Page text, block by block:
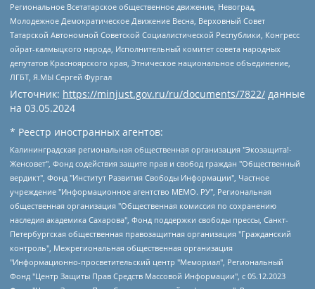
Региональное Всетатарское общественное движение, Невоград,
Молодежное Демократическое Движение Весна, Верховный Совет
Татарской Автономной Советской Социалистической Республики, Конгресс
ойрат-калмыцкого народа, Исполнительный комитет совета народных
депутатов Красноярского края, Этническое национальное объединение,
ЛГБТ, Я.МЫ Сергей Фургал
Источник: https://minjust.gov.ru/ru/documents/7822/ данные
на 03.05.2024
* Реестр иностранных агентов:
Калининградская региональная общественная организация "Экозащита!-Женсовет", Фонд содействия защите прав и свобод граждан "Общественный вердикт", Фонд "Институт Развития Свободы Информации", Частное учреждение "Информационное агентство МЕМО. РУ", Региональная общественная организация "Общественная комиссия по сохранению наследия академика Сахарова", Фонд поддержки свободы прессы, Санкт-Петербургская общественная правозащитная организация "Гражданский контроль", Межрегиональная общественная организация "Информационно-просветительский центр "Мемориал", Региональный Фонд "Центр Защиты Прав Средств Массовой Информации", с 05.12.2023 Фонд "Центр Защиты Прав Средств массовой информации", Региональная общественная благотворительная организация помощи беженцам и мигрантам "Гражданское содействие", Негосударственное образовательное учреждение дополнительного профессионального образования (повышение квалификации) специалистов "АКАДЕМИЯ ПО ПРАВАМ ЧЕЛОВЕКА", Свердловская региональная общественная организация "Сутяжник", Автономная некоммерческая организация "Центр независимых социологических исследований", Союз общественных объединений "Российский исследовательский центр по правам человека", Региональное общественное учреждение научно-информационный центр "МЕМОРИАЛ", Некоммерческая организация "Фонд защиты гласности", Автономная некоммерческая организация "Институт прав человека", Городская общественная организация "Екатеринбургское общество "МЕМОРИАЛ", Городская общественная организация "Рязанское историко-просветительское и правозащитное общество "Мемориал" (Рязанский Мемориал), Челябинский региональный орган общественной самодеятельности – женское общественное объединение "Женщины Евразии", Челябинский региональный орган общественной самодеятельности "Уральская правозащитная группа", Фонд содействия защите здоровья и социальной справедливости имени Андрея Рылькова, Автономная Некоммерческая Организация "Аналитический Центр Юрия Левады", Автономная некоммерческая организация социальной поддержки населения "Проект Апрель", Региональная общественная организация помощи женщинам и детям, находящимся в кризисной ситуации "Информационно-методический центр "Анна", Фонд содействия развитию массовых коммуникаций и правовому просвещению "Так-так-Так", Фонд содействия устойчивому развитию "Серебряная тайга", Свердловский региональный общественный фонд социальных проектов "Новое время", "Idel.Реалии", Кавказ.Реалии, Крым.Реалии, Телеканал Настоящее Время, Татаро-башкирская служба Радио Свобода (Azatliq Radiosi), Радио Свободная Европа/Радио Свобода (PCE/PC), "Сибирь.Реалии", "Фактограф", Благотворительный фонд помощи осужденным и их семьям, Автономная некоммерческая организация "Институт глобализации и социальных движений", Фонд "В защиту прав заключенных", Частное учреждение "Центр поддержки и содействия развитию средств массовой информации", Пензенский региональный общественный благотворительный фонд "Гражданский союз", "Север.Реалии", Некоммерческая организация Фонд "Правовая инициатива", Общество с ограниченной ответственностью "Радио Свободная Европа/Радио Свобода", Чешское информационное агентство "MEDIUM-ORIENT", Красноярская региональная общественная организация "Мы против СПИДа", Камалягин Денис Николаевич, Маркелов Сергей Евгеньевич, Пономарев Лев Александрович, Савицкая Людмила Алексеевна, Автономная некоммерческая организация "Центр по работе с проблемой насилия "НАСИЛИЮ.НЕТ", Межрегиональный профессиональный союз работников здравоохранения "Альянс врачей", Юридическое лицо, зарегистрированное в Латвийской Республике, SIA "Medusa Project" (регистрационный номер 40103797863, дата регистрации 10.06.2014), Некоммерческая организация "Фонд по борьбе с коррупцией", Автономная некоммерческая организация "Институт права и публичной политики", Баданин Роман Сергеевич, Гликин Максим Александрович, Железнова Мария Михайловна, Лукьянова Юлия Сергеевна, Маетная Елизавета Витальевна, Маняхин Петр Борисович, Чуракова Ольга Владимировна, Ярош Юлия Петровна, Юридическое лицо "The Insider SIA", зарегистрированное в Риге, Латвийская Республика (дата регистрации 26.06.2015), являющееся администратором доменного имени интернет-издания "The Insider SIA", https://theins.ru, Постернак Алексей Евгеньевич, Рубин Михаил Аркадьевич, Анин Роман Александрович, Юридическое лицо Istories fonds, зарегистрированное в Латвийской Республике (регистрационный номер 50008295751, дата регистрации 24.02.2020), Великовский Дмитрий Александрович, Долинина Ирина Николаевна, Мароховская Алеся Алексеевна, Шлейнов Роман Юрьевич, Шмагун Олеся Валентиновна, Общество с ограниченной ответственностью "Альтаир 2021", Общество с ограниченной ответственностью "Вега 2021", Общество с ограниченной ответственностью "Главный редактор 2021", Общество с ограниченной ответственностью "Ромашки монолит", Важенков Артем Валерьевич, Ивановская областная общественная организация "Центр гендерных исследований", Гурман Юрий Альбертович, Медиапроект "ОВД-Инфо", Егоров Владимир Владимирович, Жилинский Владимир Александрович, Общество с ограниченной ответственностью "ЗП", Иванова София Юрьевна, Карезина Инна Павловна, Кильтау Екатерина Викторовна, Петров Алексей Викторович, Пискунов Сергей Евгеньевич, Смирнов Сергей Сергеевич, Тихонов Михаил Сергеевич, Общество с ограниченной ответственностью "ЖУРНАЛИСТ-ИНОСТРАННЫЙ АГЕНТ", Арапова Галина Юрьевна, Вольтская Татьяна Анатольевна, Американская компания "Mason G.E.S. Anonymous Foundation" (США), являющаяся владельцем интернет-издания https://mnews.world/, Компания "Stichting Bellingcat", зарегистрированная в Нидерландах (дата регистрации 11.07.2018), Захаров Андрей Вячеславович, Клепиковская Екатерина Дмитриевна, Общество с ограниченной ответственностью "МЕМО", Перл Роман Александрович, Симонов Евгений Алексеевич, Соловьева Елена Анатольевна, Сотников Даниил Владимирович, Сурначева Елизавета Дмитриевна, Автономная некоммерческая организация по защите прав человека и информированию населения "Якутия – Наше Мнение", Общество с ограниченной ответственностью "Москоу диджитал медиа", с 26.01.2023 Общество с ограниченной ответственностью "Чайка Белые сады", Ветошкина Валерия Валерьевна, Заговора Максим Александрович, Межрегиональное общественное движение "Российская ЛГБТ - сеть", Оленичев Максим Владимирович, Павлов Иван Юрьевич, Скворцова Елена Сергеевна, Общество с ограниченной ответственностью "Как бы инагент", Кочетков Игорь Викторович, Общество с ограниченной ответственностью "Честные выборы", Еланчик Олег Александрович, Общество с ограниченной ответственностью "Нобелевский призыв", Гималова Регина Эмилевна, Григорьев Андрей Валерьевич, Григорьева Алина Александровна, Ассоциация по содействию защите прав призывников, альтернативнослужащих и военнослужащих "Правозащитная группа "Гражданин.Армия.Право", Хисамова Регина Фаритовна, Автономная некоммерческая организация по реализации социально-правовых программ "Лилит", Дальневосточное общественное движение "Маяк", Санкт-Петербургская ЛГБТ-инициативная группа "Выход", Инициативная группа ЛГБТ+ "Реверс", Алексеев Андрей Викторович, Бекбулатова Таисия Львовна, Беляев Иван Михайлович, Владыкина Елена Сергеевна, Гельман Марат Александрович, Никульшина Вероника Юрьевна, Толоконникова Надежда Андреевна, Шендерович Виктор Анатольевич, Общество с ограниченной ответственностью "Данное сообщение", Общество с ограниченной ответственностью Издательский дом "Новая глава", Айнбиндер Александра Александровна, Московский комьюнити-центр для ЛГБТ+инициатив, Благотворительный фонд развития филантропии, Deutsche Welle (Германия, Kurt-Schumacher-Strasse 3, 53113 Bonn), Борзунова Мария Михайловна, Воробьев Виктор Викторович, Голубева Анна Львовна, Константинова Алла Михайловна, Малкова Ирина Владимировна, Мурадов Мурад Абдулгалимович, Осетинская Елизавета Николаевна, Понасенков Евгений Николаевич, Ганапольский Матвей Юрьевич, Киселев Евгений Алексеевич, Борухович Ирина Григорьевна, Дремин Иван Тимофеевич, Дубровский Дмитрий Викторович, Красноярская региональная общественная организация поддержки и развития альтернативных образовательных технологий и межкультурных коммуникаций "ИНТЕРРА", Маяковская Екатерина Алексеевна, Фейгин Марк Захарович, Филимонов Андрей Викторович, Дзугкоева Регина Николаевна, Доброхотов Роман Александрович, Дудь Юрий Александрович, Елкин Сергей Владимирович, Кругликов Кирилл Игоревич, Сабунаева Мария Леонидовна, Семенов Алексей Владимирович, Шаинян Карен Багратович, Шульман Екатерина Михайловна, Асафьев Артур Валерьевич, Вахштайн Виктор Семенович, Венедиктов Алексей Алексеевич, Лушникова Екатерина Евгеньевна, Волков Леонид Михайлович, Невзоров Александр Глебович, Пархоменко Сергей Борисович, Сироткин Ярослав Николаевич, Кара-Мурза Владимир Владимирович, Баранова Наталья Владимировна, Гозман Леонид Яковлевич, Кагарлицкий Борис Юльевич, Климарев Михаил Валерьевич, Милов Владимир Станиславович, Автономная некоммерческая организация Краснодарский центр современного искусства "Типография", Моргенштерн Алишер Тагирович, Соболь Любовь Эдуардовна, Общество с ограниченной ответственностью "ЛИЗА НОРМ", Каспаров Гарри Кимович, Ходорковский Михаил Борисович, Общество с ограниченной ответственностью "Апрельские тезисы", Данилович Ирина Брониславовна, Кашин Олег Владимирович, Петров Николай Владимирович, Пивоваров Алексей Владимирович, Соколов Михаил Владимирович, Цветкова Юлия Владимировна, Чичваркин Евгений Александрович, Комитет против пыток/Команда против пыток, Общество с ограниченной ответственностью "Первый научный", Общество с ограниченной ответственностью "Вертолет и ко", Белоцерковская Вероника Борисовна, Кац Максим Евгеньевич, Лазарева Татьяна Юрьевна, Шаведдинов Руслан Табризович, Яшин Илья Валерьевич, Общество с ограниченной ответственностью "Иноагент ААВ", Алешковский Дмитрий Петрович, Альбац Евгения Марковна, Быков Дмитрий Львович, Галямина Юлия Евгеньевна, Лойко Сергей Леонидович, Мартынов Кирилл Константинович, Медведев Сергей Александрович, Крашенинников Федор Геннадиевич, Гордеева Катерина Вл